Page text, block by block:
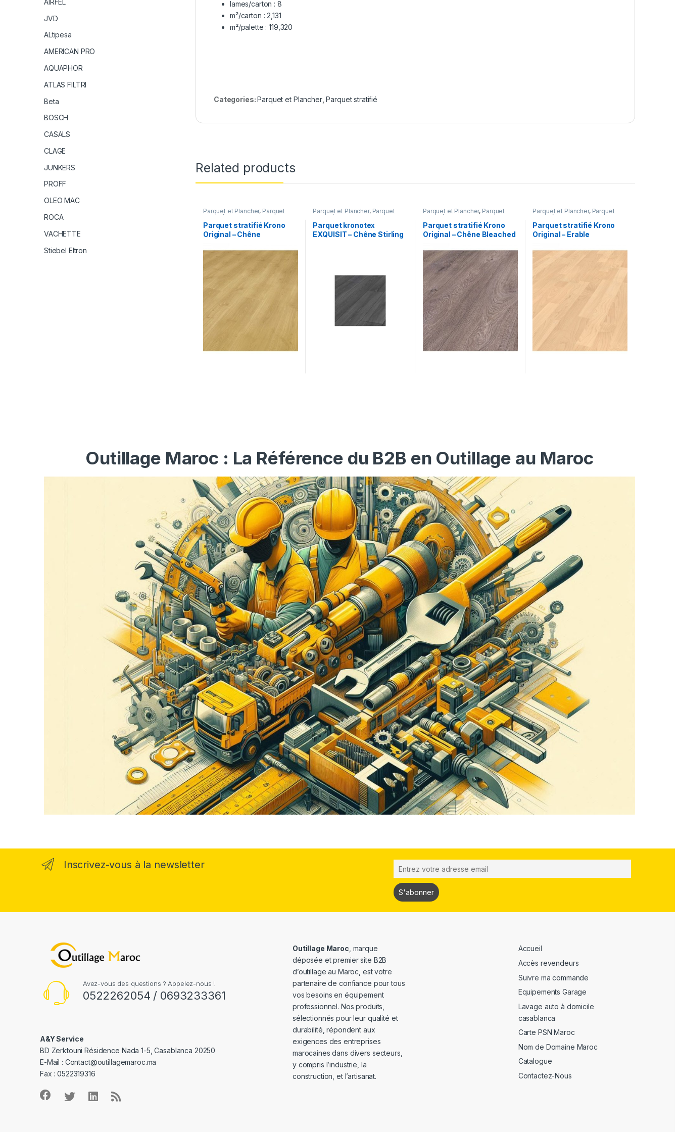
lames/carton : 8
m²/carton : 2,131
m²/palette : 119,320
Categories:Parquet et Plancher,Parquet stratifié
Related products
Parquet et Plancher, Parquet
stratifié
Parquet stratifié Krono
Original – Chêne
Parquet et Plancher, Parquet
stratifié
Parquet kronotex
EXQUISIT – Chêne Stirling
Parquet et Plancher, Parquet
stratifié
Parquet stratifié Krono
Original – Chêne Bleached
Parquet et Plancher, Parquet
stratifié
Parquet stratifié Krono
Original – Erable
CLIC
JVD
ALtipesa
AMERICAN PRO
AQUAPHOR
ATLAS FILTRI
Beta
BOSCH
CASALS
CLAGE
JUNKERS
PROFF
OLEO MAC
ROCA
VACHETTE
Stiebel Eltron
Outillage Maroc : La Référence du B2B en Outillage au Maroc
Inscrivez-vous à la newsletter
Avez-vous des questions ? Appelez-nous !
0522262054 / 0693233361
A&Y Service
BD Zerktouni Résidence Nada 1-5, Casablanca 20250
E-Mail : Contact@outillagemaroc.ma
Fax : 0522319316
Outillage Maroc , marque
déposée et premier site B2B
d’outillage au Maroc, est votre
partenaire de confiance pour tous
vos besoins en équipement
professionnel. Nos produits,
sélectionnés pour leur qualité et
durabilité, répondent aux
exigences des entreprises
marocaines dans divers secteurs,
y compris l’industrie, la
construction, et l’artisanat.
Accueil
Accès revendeurs
Suivre ma commande
Equipements Garage
Lavage auto à domicile
casablanca
Carte PSN Maroc
Nom de Domaine Maroc
Catalogue
Contactez-Nous